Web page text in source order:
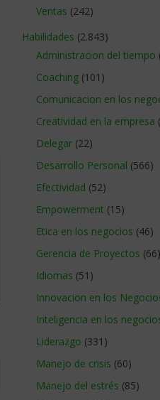
Ventas (242)
Habilidades (2.843)
Administracion del tiempo
Coaching (101)
Comunicacion en los
Creatividad en la empresa
Delegar (22)
Desarrollo Personal (566)
Efectividad (52)
Empowerment (15)
Etica en los negocios (46)
Gerencia de Proyectos (66)
Idiomas (51)
Innovacion en los
Inteligencia en los
Liderazgo (331)
Manejo de crisis (60)
Manejo del estrés (85)